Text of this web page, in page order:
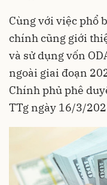
Cùng với việc phổ
chính cũng giới
và sử dụng vốn
ngoài giai đoạn
Chính phủ phê
TTg ngày 16/3/